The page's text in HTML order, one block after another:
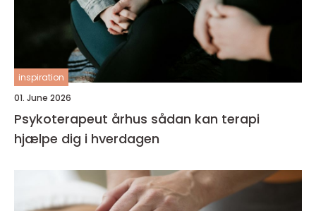
inspiration
01. June 2026
Psykoterapeut århus sådan kan terapi
hjælpe dig i hverdagen